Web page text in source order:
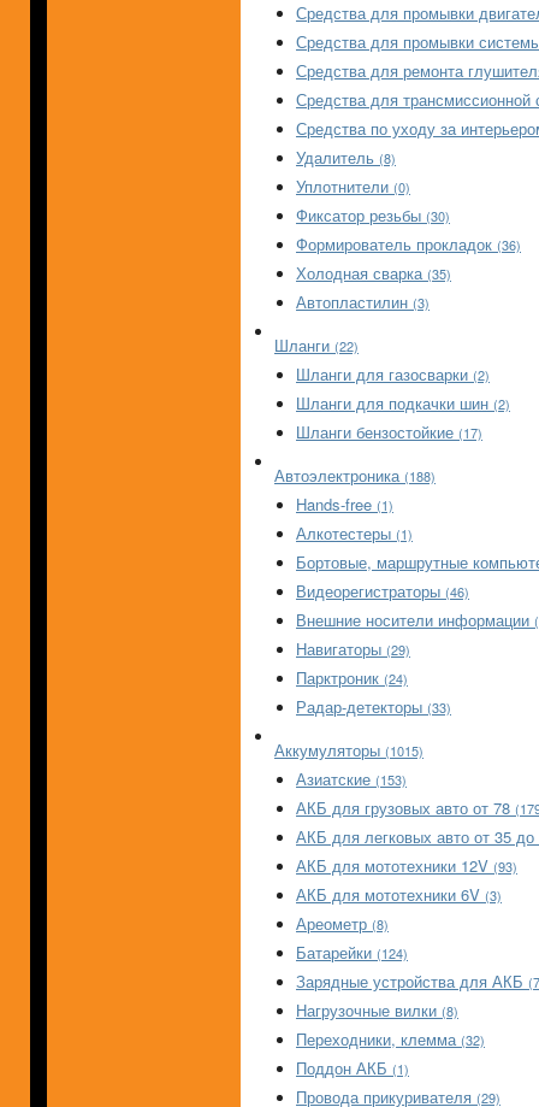
Средства для промывки
Средства для промывки
Средства для ремонта
Средства для
Средства по уходу за
Удалитель (8)
Уплотнители (0)
Фиксатор резьбы (30)
Формирователь прокладок (36)
Холодная сварка (35)
Автопластилин (3)
Шланги (22)
Шланги для газосварки (2)
Шланги для подкачки шин (2)
Шланги бензостойкие (17)
Автоэлектроника (188)
Hands-free (1)
Алкотестеры (1)
Бортовые, маршрутные
Видеорегистраторы (46)
Внешние носители информации
Навигаторы (29)
Парктроник (24)
Радар-детекторы (33)
Аккумуляторы (1015)
Азиатские (153)
АКБ для грузовых авто от 78
АКБ для легковых авто от 35
АКБ для мототехники 12V (93)
АКБ для мототехники 6V (3)
Ареометр (8)
Батарейки (124)
Зарядные устройства для АКБ
Нагрузочные вилки (8)
Переходники, клемма (32)
Поддон АКБ (1)
Провода прикуривателя (29)